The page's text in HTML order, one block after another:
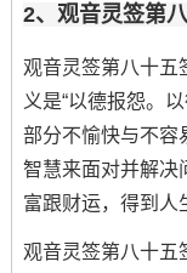
2、观音灵签第
观音灵签第八十五
义是“以德报怨。
部分不愉快与不容
智慧来面对并解决
富跟财运，得到人
观音灵签第八十五